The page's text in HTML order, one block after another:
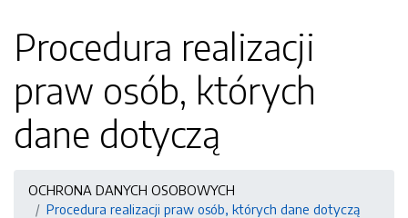
Procedura realizacji
praw osób, których
dane dotyczą
OCHRONA DANYCH OSOBOWYCH
Procedura realizacji praw osób, których dane dotyczą